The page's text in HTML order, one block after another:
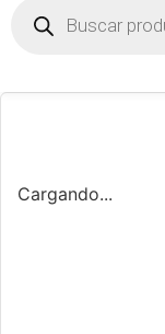
Cargando...